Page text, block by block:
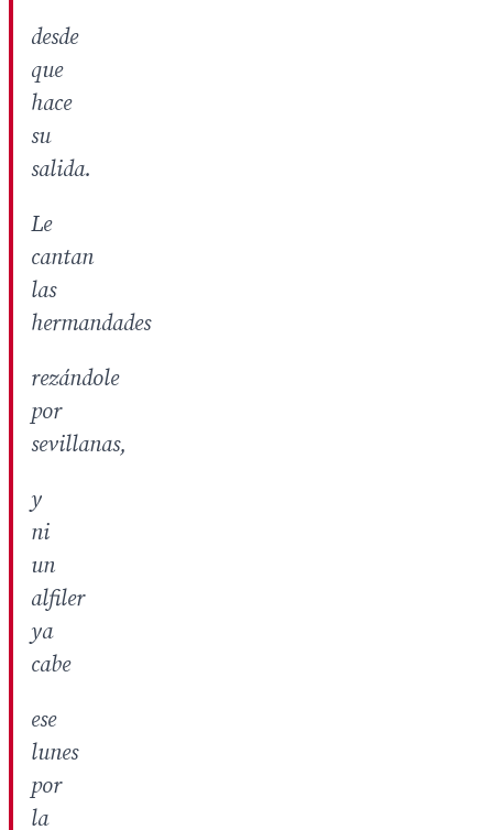
desde
que
hace
su
salida.
Le
cantan
las
hermandades
rezándole
por
sevillanas,
y
ni
un
alfiler
ya
cabe
ese
lunes
por
la